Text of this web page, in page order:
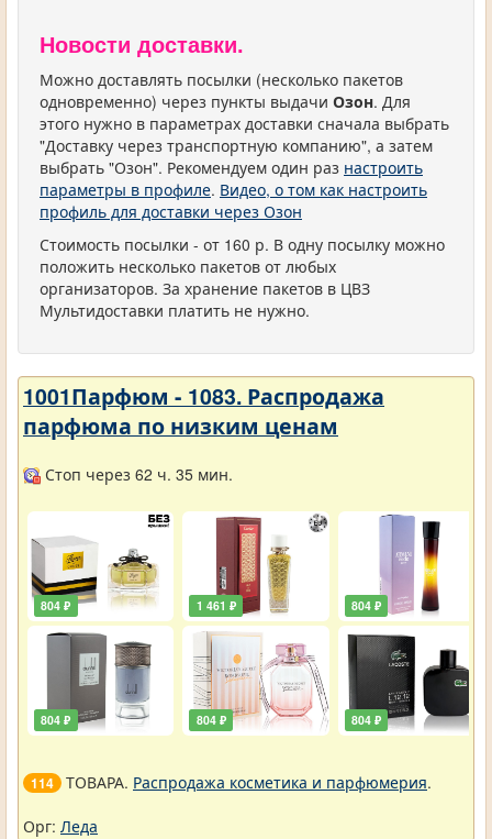
Новости доставки.
Можно доставлять посылки (несколько пакетов
одновременно) через пункты выдачи Озон. Для
этого нужно в параметрах доставки сначала выбрать
"Доставку через транспортную компанию", а затем
выбрать "Озон". Рекомендуем один раз настроить
параметры в профиле. Видео, о том как настроить
профиль для доставки через Озон
Стоимость посылки - от 160 р. В одну посылку можно
положить несколько пакетов от любых
организаторов. За хранение пакетов в ЦВЗ
Мультидоставки платить не нужно.
1001Парфюм - 1083. Распродажа
парфюма по низким ценам
Стоп через 62 ч. 35 мин.
804 ₽
804 ₽
1 461 ₽
804 ₽
804 ₽
804 ₽
114 ТОВАРА. Распродажа косметика и парфюмерия.
Орг: Леда